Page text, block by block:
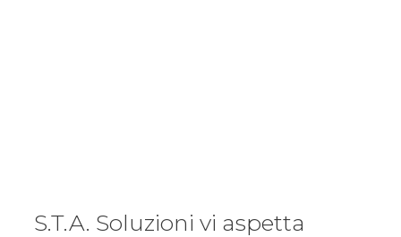
S.T.A. Soluzioni vi aspetta